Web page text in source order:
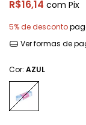
R$16,14 com Pix
5% de desconto
Ver formas de
Cor: AZUL